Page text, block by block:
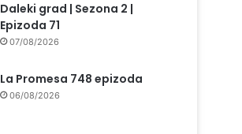
Daleki grad | Sezona 2 |
Epizoda 71
07/08/2026
La Promesa 748 epizoda
06/08/2026